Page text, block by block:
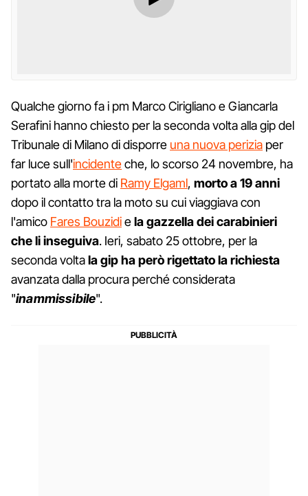
Qualche giorno fa i pm Marco Cirigliano e Giancarla
Serafini hanno chiesto per la seconda volta alla gip del
Tribunale di Milano di disporre una nuova perizia per
far luce sull'incidenteche, lo scorso 24 novembre, ha
portato alla morte di Ramy Elgaml, morto a 19 anni
dopo il contatto tra la moto su cui viaggiava con
l'amico Fares Bouzidiela gazzella dei carabinieri
che li inseguiva. Ieri, sabato 25 ottobre, per la
seconda voltala gip ha però rigettato la richiesta
avanzata dalla procura perché considerata
"inammissibile".